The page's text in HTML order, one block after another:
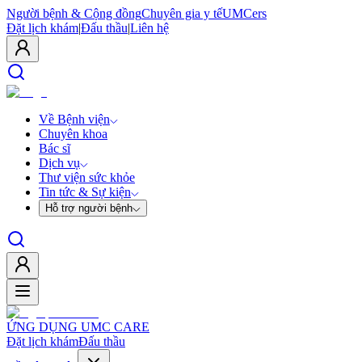
Người bệnh & Cộng đồngChuyên gia y tếUMCers
Đặt lịch khám|Đấu thầu|Liên hệ
Về Bệnh viện
Chuyên khoa
Bác sĩ
Dịch vụ
Thư viện sức khỏe
Tin tức & Sự kiện
Hỗ trợ người bệnh
ỨNG DỤNG UMC CARE
Đặt lịch khámĐấu thầu